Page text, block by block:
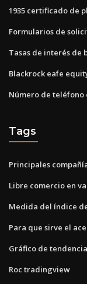
1935 certificado de
Formularios de
Tasas de interés de
Blackrock eafe
Número de teléfono
Tags
Principales
Libre comercio en
Medida del índice
Para que sirve el
Gráfico de
Roc tradingview